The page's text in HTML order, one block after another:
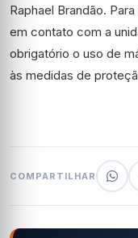
Raphael Brandão.
em contato com a
obrigatório o uso de
às medidas de
COMPARTILHAR